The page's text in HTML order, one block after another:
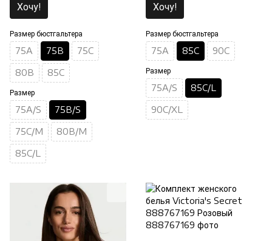
Хочу!
Размер бюстгальтера
75A 75B 75C
80B 85C
Размер
75A/S 75B/S
75C/M 80B/M
85C/L
Хочу!
Размер бюстгальтера
75A 85C 90C
Размер
75A/S 85C/L
90C/XL